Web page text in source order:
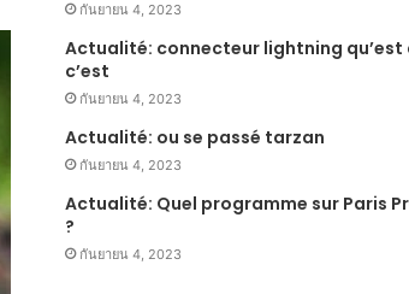
กันยายน 4, 2023
Actualité: connecteur lightning qu’est
c’est
กันยายน 4, 2023
Actualité: ou se passé tarzan
กันยายน 4, 2023
Actualité: Quel programme sur Paris
?
กันยายน 4, 2023